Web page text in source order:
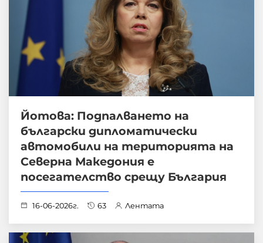
Йотова: Подпалването на
български дипломатически
автомобили на територията на
Северна Македония е
посегателство срещу България
16-06-2026г. 63 Лентата